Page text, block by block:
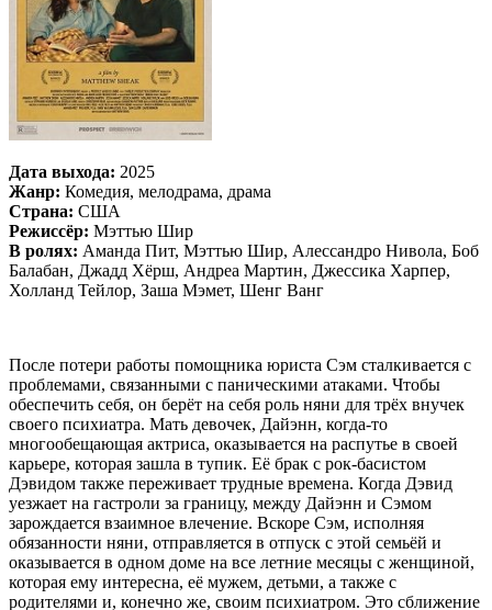
Дата выхода: 2025
Жанр: Комедия, мелодрама, драма
Страна: США
Режиссёр: Мэттью Шир
В ролях: Аманда Пит, Мэттью Шир, Алессандро Нивола, Боб
Балабан, Джадд Хёрш, Андреа Мартин, Джессика Харпер,
Холланд Тейлор, Заша Мэмет, Шенг Ванг
После потери работы помощника юриста Сэм сталкивается с
проблемами, связанными с паническими атаками. Чтобы
обеспечить себя, он берёт на себя роль няни для трёх внучек
своего психиатра. Мать девочек, Дайэнн, когда-то
многообещающая актриса, оказывается на распутье в своей
карьере, которая зашла в тупик. Её брак с рок-басистом
Дэвидом также переживает трудные времена. Когда Дэвид
уезжает на гастроли за границу, между Дайэнн и Сэмом
зарождается взаимное влечение. Вскоре Сэм, исполняя
обязанности няни, отправляется в отпуск с этой семьёй и
оказывается в одном доме на все летние месяцы с женщиной,
которая ему интересна, её мужем, детьми, а также с
родителями и, конечно же, своим психиатром. Это сближение